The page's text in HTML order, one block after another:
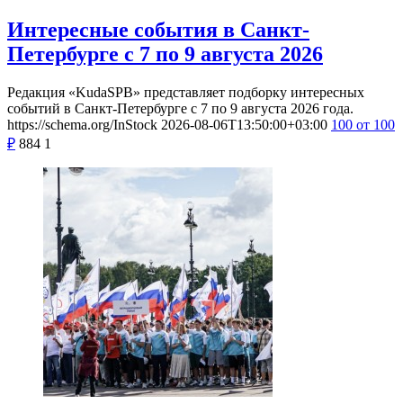
Интересные события в Санкт-
Петербурге с 7 по 9 августа 2026
Редакция «KudaSPB» представляет подборку интересных
событий в Санкт-Петербурге с 7 по 9 августа 2026 года.
https://schema.org/InStock 2026-08-06T13:50:00+03:00 100 от 100
₽ 884 1